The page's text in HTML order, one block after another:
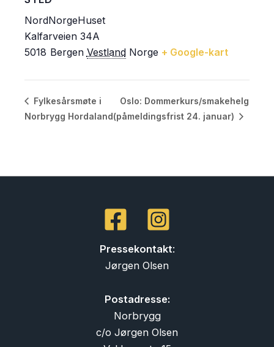
NordNorgeHuset
Kalfarveien 34A
Bergen Vestland
5018 Norge + Google-kart
Fylkesårsmøte i
Norbrygg Hordaland
Oslo: Dommerkurs/smakehelg
(påmeldingsfrist 24. januar)
Pressekontakt:
Jørgen Olsen
Postadresse:
Norbrygg
c/o Jørgen Olsen